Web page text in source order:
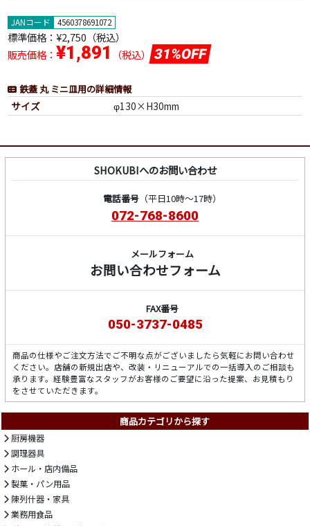
JANコード 4560378691072
標準価格： ¥2,750（税込）
販売価格： ¥1,891 （税込） 31%OFF
鉄蓋 丸 ミニ皿用の詳細情報
サイズ φ130×H30mm
SHOKUBIへのお問い合わせ
電話番号（平日10時～17時）
072-768-8600
メールフォーム
お問い合わせフォーム
FAX番号
050-3737-0485
商品の仕様やご注文方法でご不明な点がございましたら気軽にお問い合わせ
ください。店舗の新規出店や、改装・リニューアルでの一括導入のご相談も
承ります。経験豊富なスタッフがお客様のご要望に沿った提案、お見積もり
をさせていただきます。
商品カテゴリから探す
厨房機器
調理器具
ホール・店内備品
製菓・パン用品
陳列什器・家具
業務用食品